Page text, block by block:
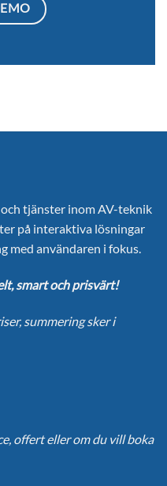
tjänster inom AV-teknik
på interaktiva lösningar
med användaren i fokus.
smart och prisvärt!
summering sker i
offert eller om du vill boka